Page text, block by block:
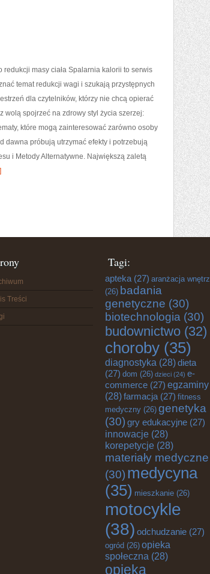
masy ciała Spalarnia kalorii to serwis
temat redukcji wagi i szukają przystępnych
dla czytelników, którzy nie chcą opierać
wolą spojrzeć na zdrowy styl życia szerzej:
które mogą zainteresować zarówno osoby
dawna próbują utrzymać efekty i potrzebują
i Metody Alternatywne. Największą zaletą
Treści
Tagi:
apteka (27) aranżacja wnętrz
(26) badania
genetyczne (30)
biotechnologia (30)
budownictwo (32)
choroby (35)
diagnostyka (28)dieta
(27) dom (26) dzieci (24) e-
commerce (27) egzaminy
(28)farmacja (27) fitness
medyczny (26) genetyka
(30) gry edukacyjne (27)
innowacje (28)
korepetycje (28)
materiały medyczne
(30) medycyna
(35) mieszkanie (26)
motocykle
(38) odchudzanie (27)
ogród (26) opieka
społeczna (28)
opieka